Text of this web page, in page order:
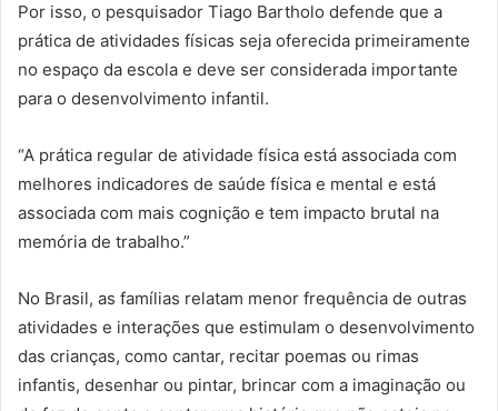
Por isso, o pesquisador Tiago Bartholo defende que a
prática de atividades físicas seja oferecida primeiramente
no espaço da escola e deve ser considerada importante
para o desenvolvimento infantil.
“A prática regular de atividade física está associada com
melhores indicadores de saúde física e mental e está
associada com mais cognição e tem impacto brutal na
memória de trabalho.”
No Brasil, as famílias relatam menor frequência de outras
atividades e interações que estimulam o desenvolvimento
das crianças, como cantar, recitar poemas ou rimas
infantis, desenhar ou pintar, brincar com a imaginação ou